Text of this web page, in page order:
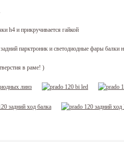
h4 и прикручивается гайкой
парктроник и светодиодные фары балки
в раме! )